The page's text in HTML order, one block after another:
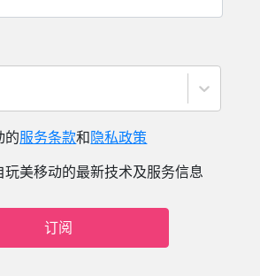
的服务条款和 隐私政策
玩美移动的最新技术及服务信息
订阅